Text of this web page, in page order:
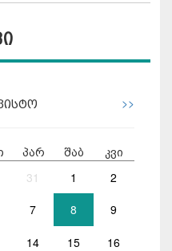
>>
პარ შაბ კვი
31 1 2
7 8 9
14 15 16